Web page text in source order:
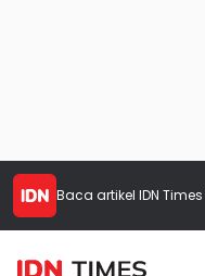
Baca artikel IDN Times